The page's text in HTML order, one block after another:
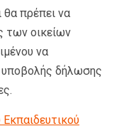
θα πρέπει να
των οικείων
να
υποβολής δήλωσης